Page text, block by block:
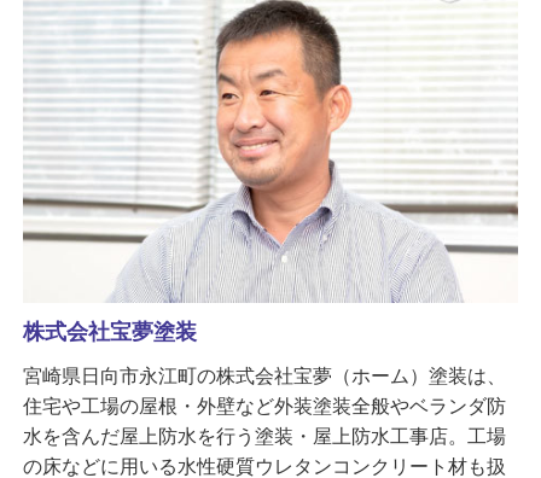
株式会社宝夢塗装
宮崎県日向市永江町の株式会社宝夢（ホーム）塗装は、
住宅や工場の屋根・外壁など外装塗装全般やベランダ防
水を含んだ屋上防水を行う塗装・屋上防水工事店。工場
の床などに用いる水性硬質ウレタンコンクリート材も扱